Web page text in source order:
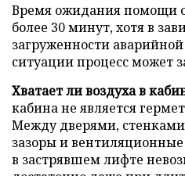
Время ожидания помощи
более 30 минут, хотя в
загруженности
ситуации процесс может
Хватает ли воздуха в
кабина не является
Между дверями, стенками
зазоры и вентиляционные
в застрявшем лифте